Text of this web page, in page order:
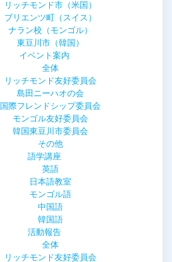
リッチモンド市（米国）
ブリエンツ町（スイス）
ナラン校（モンゴル）
東豆川市（韓国）
イベント案内
全体
リッチモンド友好委員会
島田ニーハオの会
国際フレンドシップ委員会
モンゴル友好委員会
韓国東豆川市委員会
その他
語学講座
英語
日本語教室
モンゴル語
中国語
韓国語
活動報告
全体
リッチモンド友好委員会